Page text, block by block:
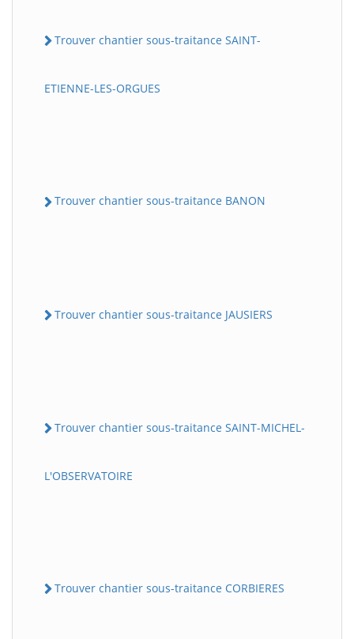
Trouver chantier sous-traitance SAINT-
ETIENNE-LES-ORGUES
Trouver chantier sous-traitance BANON
Trouver chantier sous-traitance JAUSIERS
Trouver chantier sous-traitance SAINT-MICHEL-
L'OBSERVATOIRE
Trouver chantier sous-traitance CORBIERES